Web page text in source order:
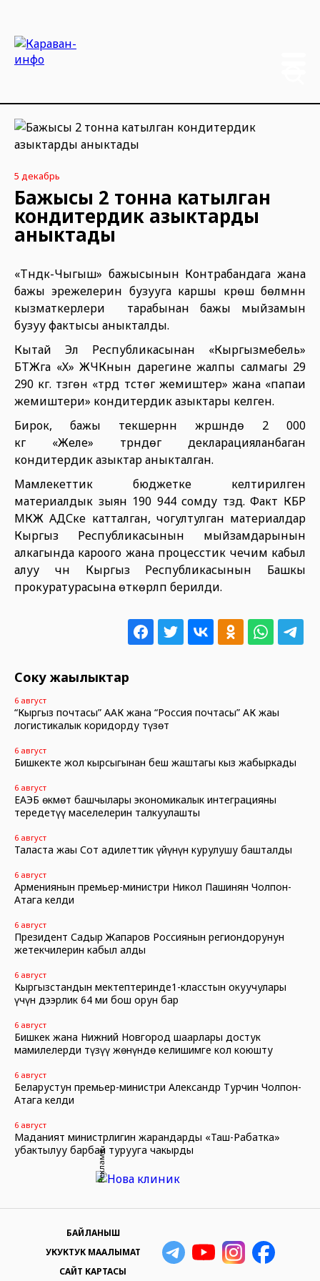
5 декабрь
Бажысы 2 тонна катылган
кондитердик азыктарды
аныктады
«Түндүк-Чыгыш» бажысынын Контрабандага жана
бажы эрежелерин бузууга каршы күрөшүү бөлүмүнүн
кызматкерлери тарабынан бажы мыйзамын
бузуу фактысы аныкталды.
Кытай Эл Республикасынан «Кыргызмебель»
БТЖга «Х» ЖЧКнын дарегине жалпы салмагы 29
290 кг. түзгөн «түрдүү түстөгү жемиштер» жана «папаи
жемиштери» кондитердик азыктары келген.
Бирок, бажы текшерүүнүн жүрүшүндө 2 000
кг «Желе» түрүндөгү декларацияланбаган
кондитердик азыктар аныкталган.
Мамлекеттик бюджетке келтирилген
материалдык зыян 190 944 сомду түздү. Факт КБР
МКЖ АДСке катталган, чогултулган материалдар
Кыргыз Республикасынын мыйзамдарынын
алкагында кароого жана процесстик чечим кабыл
алуу үчүн Кыргыз Республикасынын Башкы
прокуратурасына өткөрүлүп берилди.
Соңку жаңылыктар
6 август
“Кыргыз почтасы” ААК жана “Россия почтасы” АК жаңы
логистикалык коридорду түзөт
6 август
Бишкекте жол кырсыгынан беш жаштагы кыз жабыркады
6 август
ЕАЭБ өкмөт башчылары экономикалык интеграцияны
тереңдетүү маселелерин талкуулашты
6 август
Таласта жаңы Сот адилеттик үйүнүн курулушу башталды
6 август
Армениянын премьер-министри Никол Пашинян Чолпон-
Атага келди
6 август
Президент Садыр Жапаров Россиянын региондорунун
жетекчилерин кабыл алды
6 август
Кыргызстандын мектептеринде1-класстын окуучулары
үчүн дээрлик 64 миң бош орун бар
6 август
Бишкек жана Нижний Новгород шаарлары достук
мамилелерди түзүү жөнүндө келишимге кол коюшту
6 август
Беларустун премьер-министри Александр Турчин Чолпон-
Атага келди
6 август
Маданият министрлигин жарандарды «Таш-Рабатка»
убактылуу барбай турууга чакырды
Реклама
БАЙЛАНЫШ
УКУКТУК МААЛЫМАТ
САЙТ КАРТАСЫ